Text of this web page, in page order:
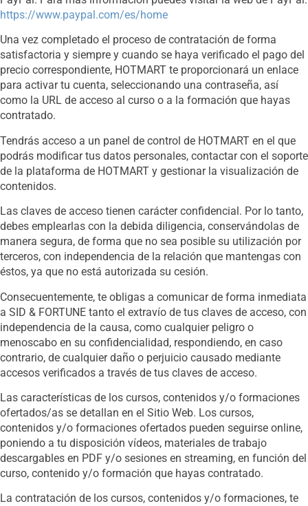
https://www.paypal.com/es/home
Una vez completado el proceso de contratación de forma
satisfactoria y siempre y cuando se haya verificado el pago del
precio correspondiente, HOTMART te proporcionará un enlace
para activar tu cuenta, seleccionando una contraseña, así
como la URL de acceso al curso o a la formación que hayas
contratado.
Tendrás acceso a un panel de control de HOTMART en el que
podrás modificar tus datos personales, contactar con el soporte
de la plataforma de HOTMART y gestionar la visualización de
contenidos.
Las claves de acceso tienen carácter confidencial. Por lo tanto,
debes emplearlas con la debida diligencia, conservándolas de
manera segura, de forma que no sea posible su utilización por
terceros, con independencia de la relación que mantengas con
éstos, ya que no está autorizada su cesión.
Consecuentemente, te obligas a comunicar de forma inmediata
a SID & FORTUNE tanto el extravío de tus claves de acceso, con
independencia de la causa, como cualquier peligro o
menoscabo en su confidencialidad, respondiendo, en caso
contrario, de cualquier daño o perjuicio causado mediante
accesos verificados a través de tus claves de acceso.
Las características de los cursos, contenidos y/o formaciones
ofertados/as se detallan en el Sitio Web. Los cursos,
contenidos y/o formaciones ofertados pueden seguirse online,
poniendo a tu disposición vídeos, materiales de trabajo
descargables en PDF y/o sesiones en streaming, en función del
curso, contenido y/o formación que hayas contratado.
La contratación de los cursos, contenidos y/o formaciones, te